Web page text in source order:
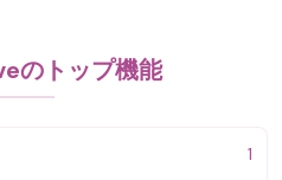
のトップ機能
1